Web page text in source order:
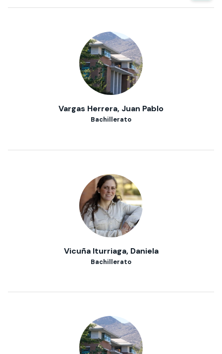
Vargas Herrera, Juan Pablo
Bachillerato
Vicuña Iturriaga, Daniela
Bachillerato